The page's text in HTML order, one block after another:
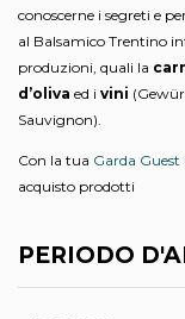
conoscerne i segreti e
al Balsamico Trentino
produzioni, quali la
d’oliva ed i vini
Sauvignon).
Con la tua Garda Guest
acquisto prodotti
PERIODO